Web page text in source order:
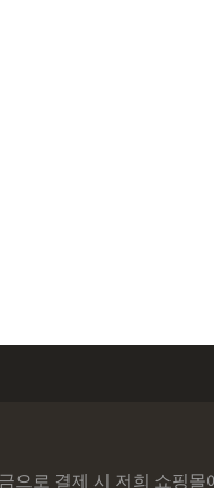
으로 결제 시 저희 쇼핑몰